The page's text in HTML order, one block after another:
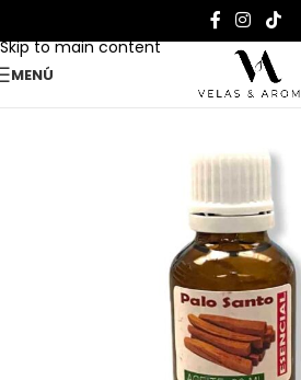
Skip to main content
MENÚ